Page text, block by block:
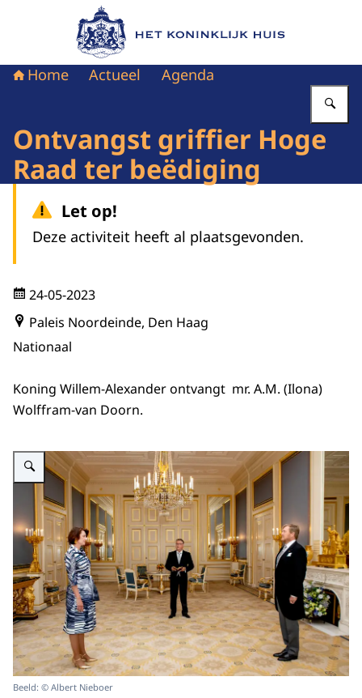
Naar de homepage van Het Koninklijk Huis
Home Actueel Agenda
Ontvangst griffier Hoge
Raad ter beëdiging
Let op!
Deze activiteit heeft al plaatsgevonden.
24-05-2023
Paleis Noordeinde, Den Haag
Nationaal
Koning Willem-Alexander ontvangt mr. A.M. (Ilona)
Wolffram-van Doorn.
Vergroot afbeelding Koning Willem-Alexander Griffier Hoge Raad beëdiging
Beeld: © Albert Nieboer